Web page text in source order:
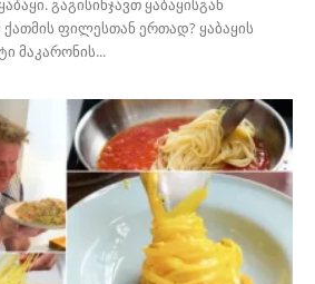
გაგისინჯავთ ყაბაყისგან
ფილესთან ერთად? ყაბაყის
მაკარონის...